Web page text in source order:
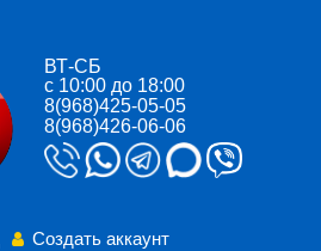
ВТ-СБ
с 10:00 до 18:00
8(968)425-05-05
8(968)426-06-06
Создать аккаунт